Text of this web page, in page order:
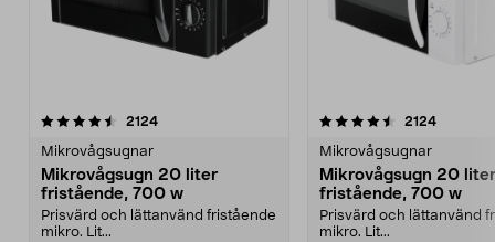
2124recensioner
Mikrovågsugnar
Mikrovågsugn 20 liter
fristående, 700 w
Prisvärd och lättanvänd fristående
mikro. Lit...
4.5 av 5 stjärnor 2124
Mikrovågsugnar
Mikrovågsugn 20 liter
fristående, 700 w
Prisvärd och lättanvänd
mikro. Lit...
4.5 av 5 stjärnor